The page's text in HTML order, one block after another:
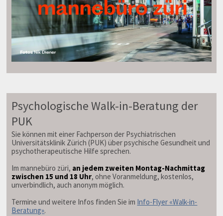
Psychologische Walk-in-Beratung der
PUK
Sie können mit einer Fachperson der Psychiatrischen
Universitätsklinik Zürich (PUK) über psychische Gesundheit und
psychotherapeutische Hilfe sprechen.
Im mannebüro züri, an jedem zweiten Montag-Nachmittag
zwischen 15 und 18 Uhr, ohne Voranmeldung, kostenlos,
unverbindlich, auch anonym möglich.
Termine und weitere Infos finden Sie im Info-Flyer «Walk-in-
Beratung».